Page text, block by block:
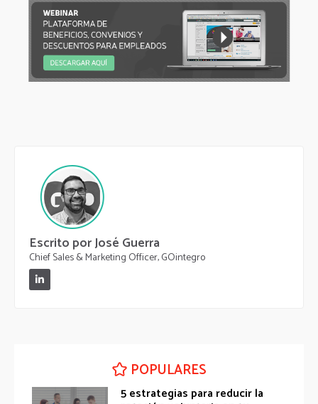
Escrito por José Guerra
Chief Sales & Marketing Officer, GOintegro
POPULARES
5 estrategias para reducir la